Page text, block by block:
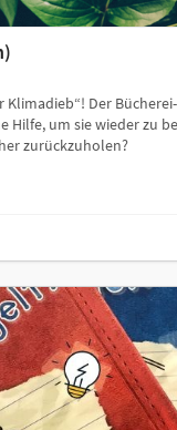
Der
Hilfe, um sie wieder zu
zurückzuholen?